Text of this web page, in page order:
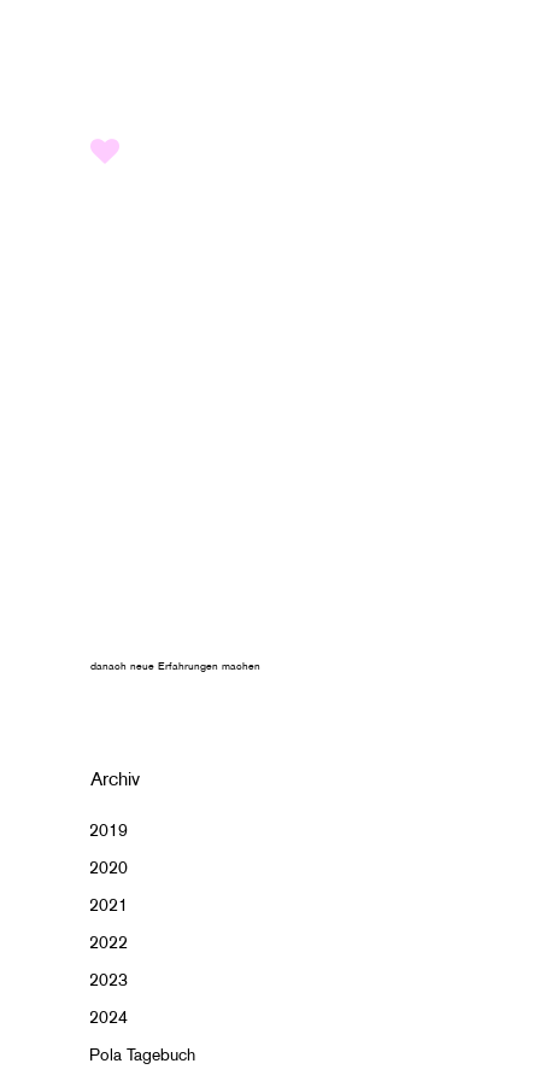
danach neue Erfahrungen machen
Archiv
2019
2020
2021
2022
2023
2024
Pola Tagebuch